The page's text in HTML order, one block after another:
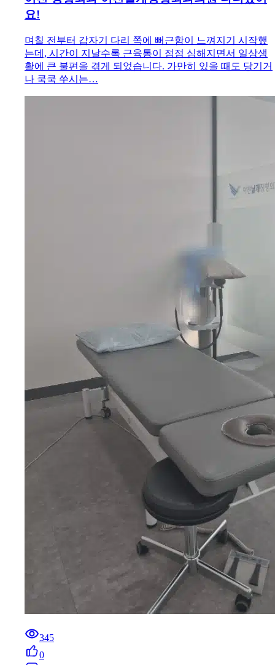
요!
며칠 전부터 갑자기 다리 쪽에 뻐근함이 느껴지기 시작했
는데, 시간이 지날수록 근육통이 점점 심해지면서 일상생
활에 큰 불편을 겪게 되었습니다. 가만히 있을 때도 당기거
나 쿡쿡 쑤시는…
345
0